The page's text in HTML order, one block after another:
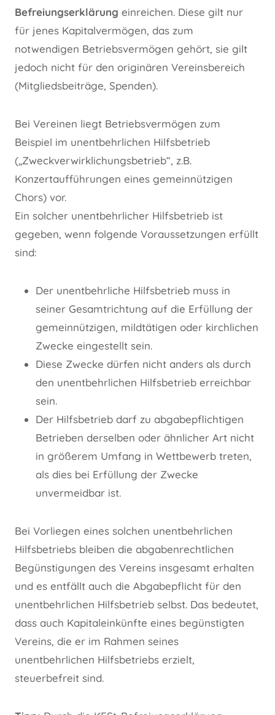
Befreiungserklärung einreichen. Diese gilt nur
für jenes Kapitalvermögen, das zum
notwendigen Betriebsvermögen gehört, sie gilt
jedoch nicht für den originären Vereinsbereich
(Mitgliedsbeiträge, Spenden).
Bei Vereinen liegt Betriebsvermögen zum
Beispiel im unentbehrlichen Hilfsbetrieb
(„Zweckverwirklichungsbetrieb“, z.B.
Konzertaufführungen eines gemeinnützigen
Chors) vor.
Ein solcher unentbehrlicher Hilfsbetrieb ist
gegeben, wenn folgende Voraussetzungen erfüllt
sind:
Der unentbehrliche Hilfsbetrieb muss in
seiner Gesamtrichtung auf die Erfüllung der
gemeinnützigen, mildtätigen oder kirchlichen
Zwecke eingestellt sein.
Diese Zwecke dürfen nicht anders als durch
den unentbehrlichen Hilfsbetrieb erreichbar
sein.
Der Hilfsbetrieb darf zu abgabepflichtigen
Betrieben derselben oder ähnlicher Art nicht
in größerem Umfang in Wettbewerb treten,
als dies bei Erfüllung der Zwecke
unvermeidbar ist.
Bei Vorliegen eines solchen unentbehrlichen
Hilfsbetriebs bleiben die abgabenrechtlichen
Begünstigungen des Vereins insgesamt erhalten
und es entfällt auch die Abgabepflicht für den
unentbehrlichen Hilfsbetrieb selbst. Das bedeutet,
dass auch Kapitaleinkünfte eines begünstigten
Vereins, die er im Rahmen seines
unentbehrlichen Hilfsbetriebs erzielt,
steuerbefreit sind.